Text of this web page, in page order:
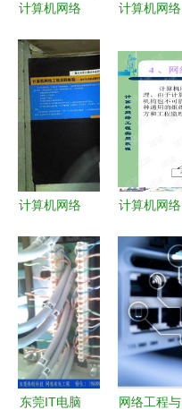
计算机网络
与计算机网
络工程解析
计算机网络
与未来 工
程师的挑战
与机遇
计算机网络
程 基于华
为路由器和
交换机的自
动化网络建
设
计算机网络
化工程中的
实用教程
东莞IT电脑
网络工程与